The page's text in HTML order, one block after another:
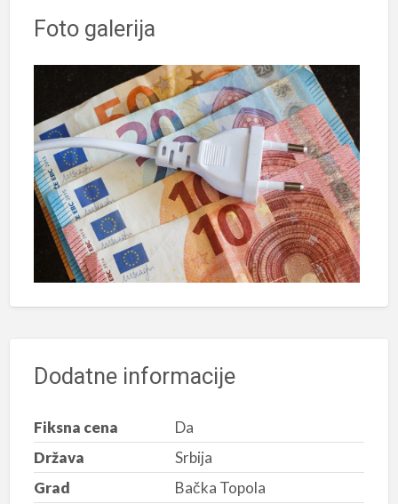
Foto galerija
Dodatne informacije
Fiksna cena
Da
Država
Srbija
Grad
Bačka Topola